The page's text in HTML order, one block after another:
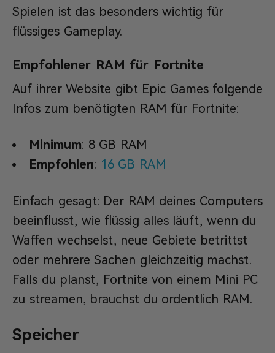
Spielen ist das besonders wichtig für
flüssiges Gameplay.
Empfohlener RAM für Fortnite
Auf ihrer Website gibt Epic Games folgende
Infos zum benötigten RAM für Fortnite:
Minimum: 8 GB RAM
Empfohlen: 16 GB RAM
Einfach gesagt: Der RAM deines Computers
beeinflusst, wie flüssig alles läuft, wenn du
Waffen wechselst, neue Gebiete betrittst
oder mehrere Sachen gleichzeitig machst.
Falls du planst, Fortnite von einem Mini PC
zu streamen, brauchst du ordentlich RAM.
Speicher